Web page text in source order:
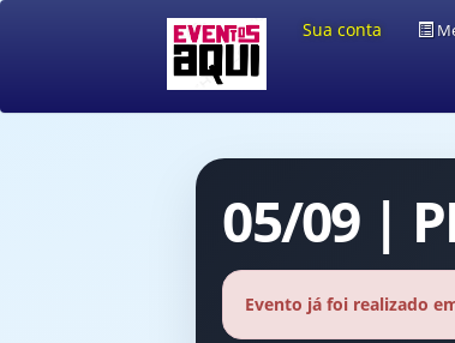
Sua conta
05/09 |
Evento já foi realizado